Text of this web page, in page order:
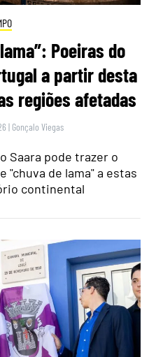
Poeiras do
a partir desta
regiões afetadas
| Gonçalo Viegas
Saara pode trazer o
"chuva de lama" a estas
continental